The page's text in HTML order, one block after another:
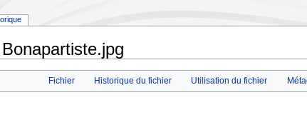
Fichier Historique du fichier Utilisation du fichier